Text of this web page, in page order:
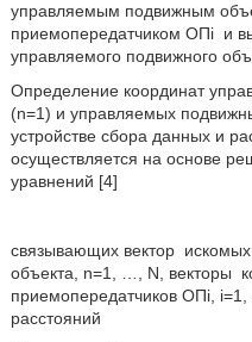
управляемым подвижным
приемопередатчиком ОПi и
управляемого подвижного
Определение координат
(n=1) и управляемых
устройстве сбора данных и
осуществляется на основе
уравнений [4]
связывающих вектор
объекта, n=1, …, N, векторы
приемопередатчиков ОПi,
расстояний